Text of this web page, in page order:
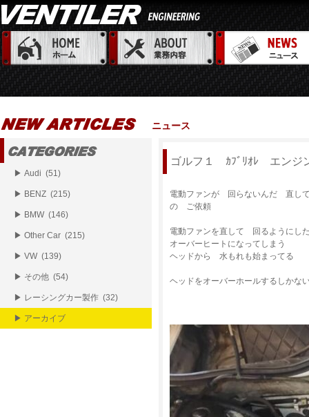
ニュース
ゴルフ１ ｶﾌﾞﾘｵﾚ エンジ
電動ファンが 回らないんだ 直し
の ご依頼
電動ファンを直して 回るようにし
オーバーヒートになってしまう
ヘッドから 水もれも始まってる
ヘッドをオーバーホールするしかな
▶ Audi (51)
▶ BENZ (215)
▶ BMW (146)
▶ Other Car (215)
▶ VW (139)
▶ その他 (54)
▶ レーシングカー製作 (32)
▶ アーカイブ